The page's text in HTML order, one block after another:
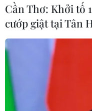
Cần Thơ: Khởi tố
cướp giật tại Tân